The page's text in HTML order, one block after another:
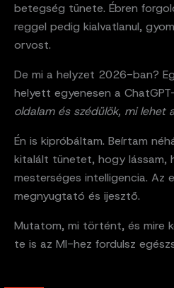
betegség tünete. Ébren
reggel pedig kialvatlanul,
orvost.
De mi a helyzet 2026-ban?
helyett egyenesen a
oldalam és szédülök, mi lehet
Én is kipróbáltam. Beírtam
kitalált tünetet, hogy lássam,
mesterséges intelligencia. Az
megnyugtató és ijesztő.
Mutatom, mi történt, és mire
te is az MI-hez fordulsz